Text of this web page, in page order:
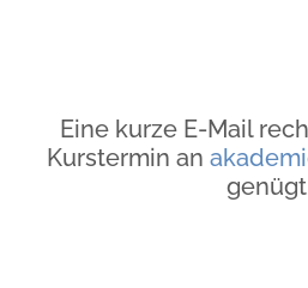
Eine kurze E-Mail
Kurstermin an